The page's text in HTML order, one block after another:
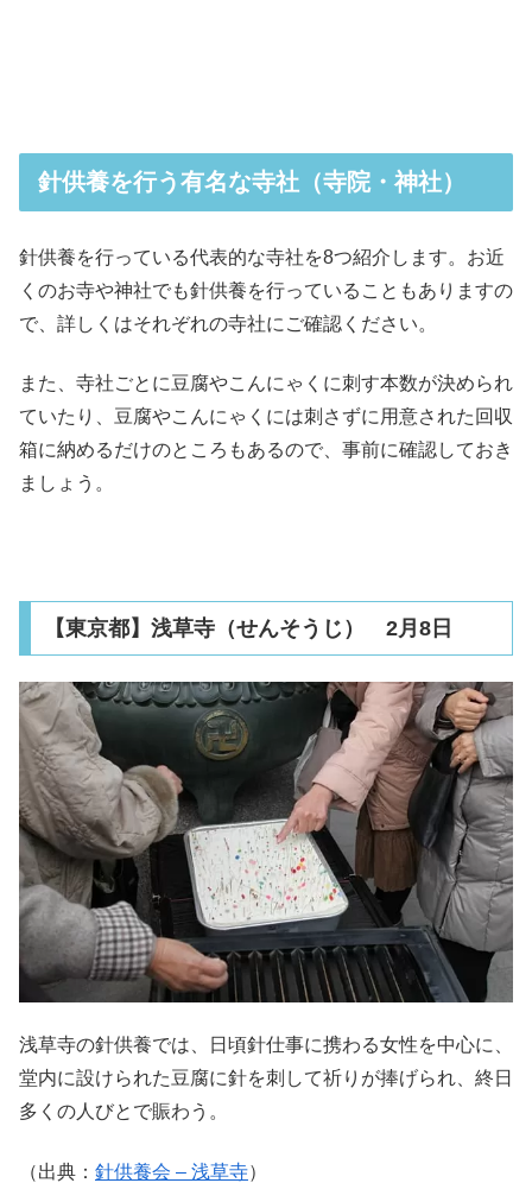
針供養を行う有名な寺社（寺院・神社）
針供養を行っている代表的な寺社を8つ紹介します。お近
くのお寺や神社でも針供養を行っていることもありますの
で、詳しくはそれぞれの寺社にご確認ください。
また、寺社ごとに豆腐やこんにゃくに刺す本数が決められ
ていたり、豆腐やこんにゃくには刺さずに用意された回収
箱に納めるだけのところもあるので、事前に確認しておき
ましょう。
【東京都】浅草寺（せんそうじ） 2月8日
浅草寺の針供養では、日頃針仕事に携わる女性を中心に、
堂内に設けられた豆腐に針を刺して祈りが捧げられ、終日
多くの人びとで賑わう。
（出典： 針供養会 – 浅草寺）